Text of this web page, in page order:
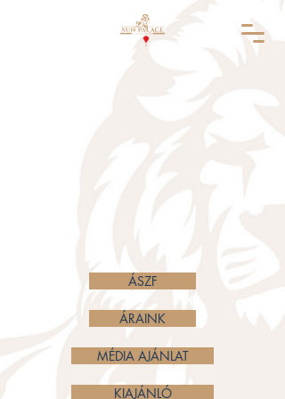
ÁSZF
ÁRAINK
MÉDIA AJÁNLAT
KIAJÁNLÓ